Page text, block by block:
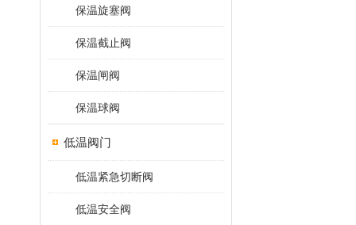
保温旋塞阀
保温截止阀
保温闸阀
保温球阀
低温阀门
低温紧急切断阀
低温安全阀